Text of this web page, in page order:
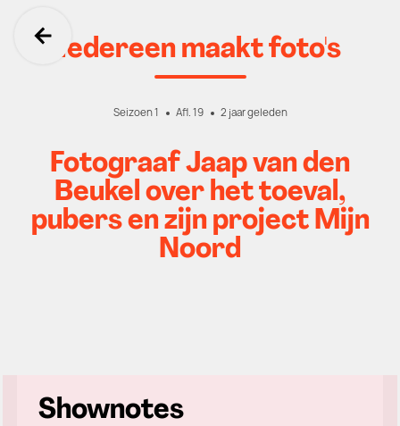
Ga terug
Iedereen maakt foto's
Seizoen 1 Afl. 19 2 jaar geleden
Fotograaf Jaap van den
Beukel over het toeval,
pubers en zijn project Mijn
Noord
Shownotes